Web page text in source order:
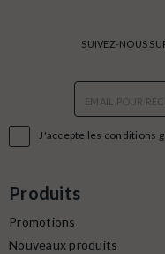
J'accepte les conditions
SUIVEZ-NOUS
Produits
Promotions
Nouveaux produits